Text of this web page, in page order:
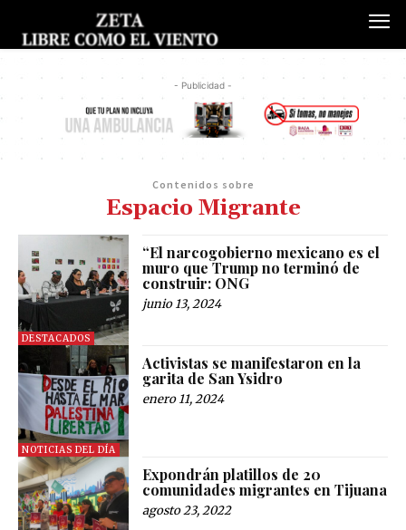
- Publicidad -
Contenidos sobre
Espacio Migrante
DESTACADOS
“El narcogobierno mexicano es el
muro que Trump no terminó de
construir: ONG
junio 13, 2024
NOTICIAS DEL DÍA
Activistas se manifestaron en la
garita de San Ysidro
enero 11, 2024
Expondrán platillos de 20
comunidades migrantes en Tijuana
agosto 23, 2022